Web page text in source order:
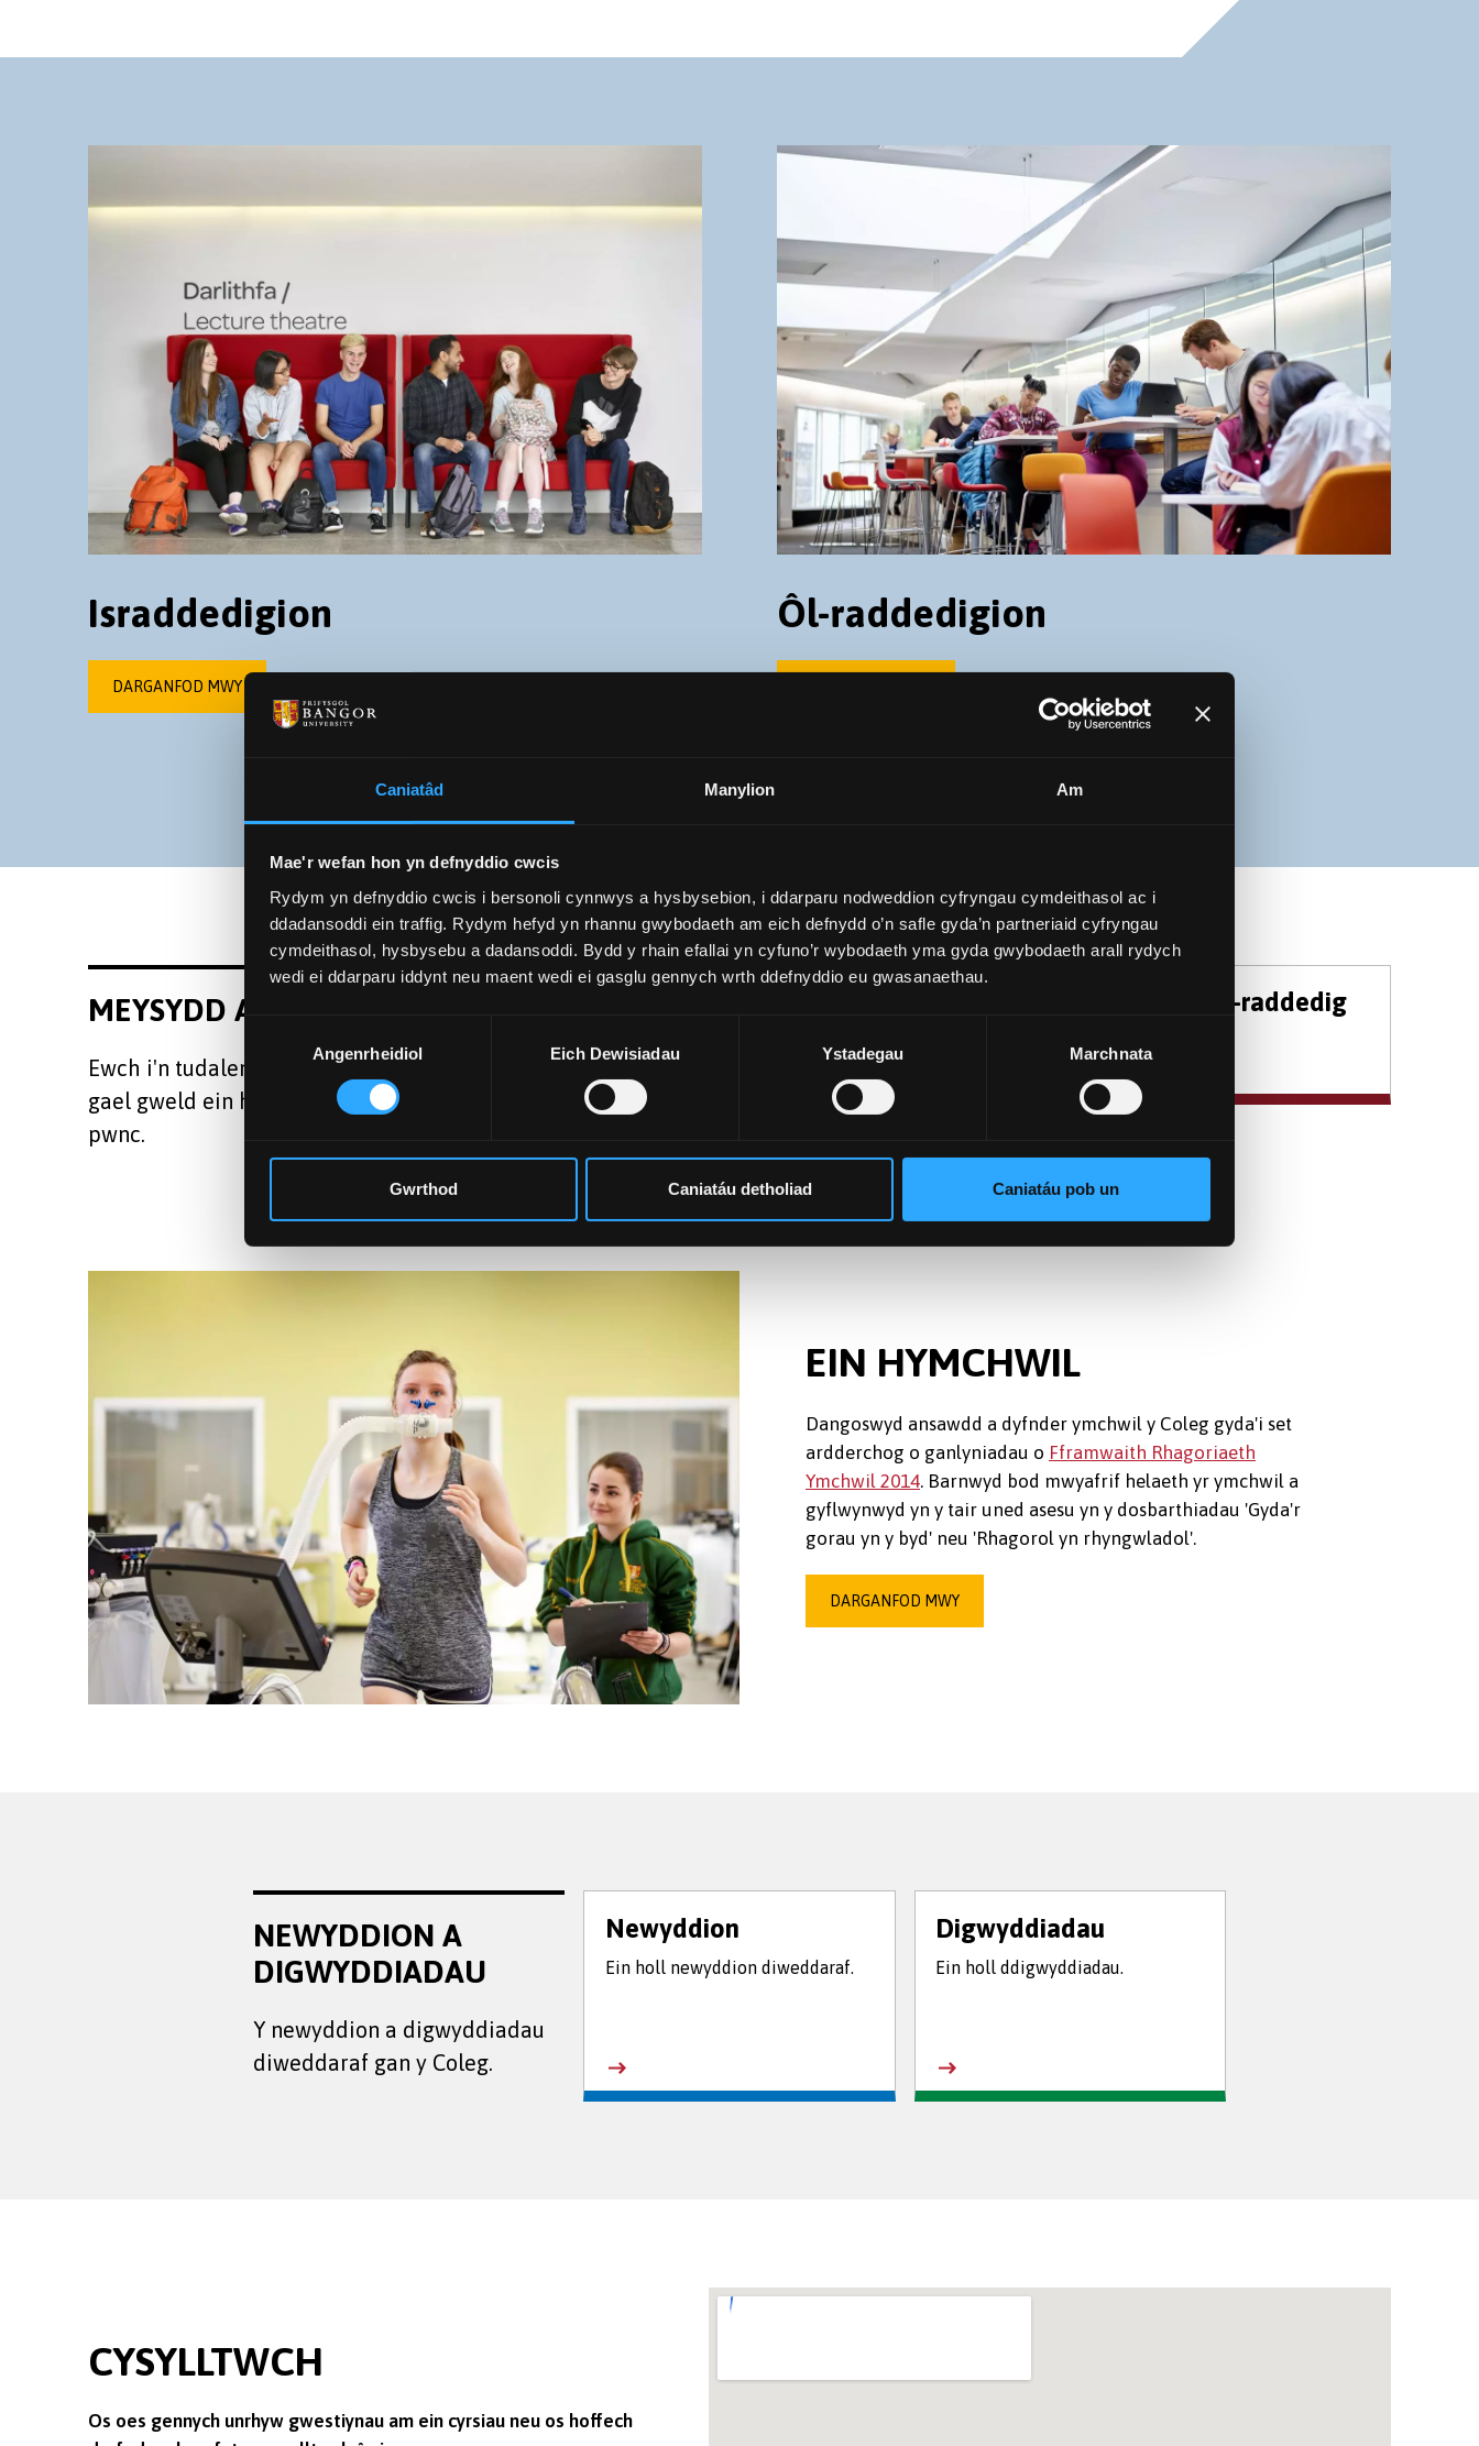
Caniatâd Manylion Am
Mae'r wefan hon yn defnyddio cwcis
Rydym yn defnyddio cwcis i bersonoli cynnwys a hysbysebion, i ddarparu nodweddion cyfryngau cymdeithasol ac i
ddadansoddi ein traffig. Rydym hefyd yn rhannu gwybodaeth am eich defnydd o’n safle gyda’n partneriaid cyfryngau
cymdeithasol, hysbysebu a dadansoddi. Bydd y rhain efallai yn cyfuno’r wybodaeth yma gyda gwybodaeth arall rydych
wedi ei ddarparu iddynt neu maent wedi ei gasglu gennych wrth ddefnyddio eu gwasanaethau.
Angenrheidiol Eich Dewisiadau Ystadegau Marchnata
Gwrthod Caniatáu detholiad Caniatáu pob un
Israddedigion
DARGANFOD MWY
Ôl-raddedigion
MEYSYDD ASTUDIO
Ewch i'n tudalennau Astudio i
gael gweld ein holl feysydd
pwnc.
Ymchwil Ôl-raddedig
EIN HYMCHWIL
Dangoswyd ansawdd a dyfnder ymchwil y Coleg gyda'i set
ardderchog o ganlyniadau o Fframwaith Rhagoriaeth
Ymchwil 2014. Barnwyd bod mwyafrif helaeth yr ymchwil a
gyflwynwyd yn y tair uned asesu yn y dosbarthiadau 'Gyda'r
gorau yn y byd' neu 'Rhagorol yn rhyngwladol'.
DARGANFOD MWY
NEWYDDION A
DIGWYDDIADAU
Y newyddion a digwyddiadau
diweddaraf gan y Coleg.
Newyddion
Ein holl newyddion diweddaraf.
Digwyddiadau
Ein holl ddigwyddiadau.
CYSYLLTWCH
Os oes gennych unrhyw gwestiynau am ein cyrsiau neu os hoffech